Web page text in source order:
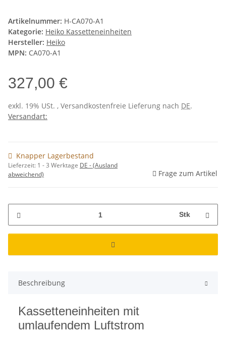
Artikelnummer: H-CA070-A1
Kategorie: Heiko Kassetteneinheiten
Hersteller: Heiko
MPN: CA070-A1
327,00 €
exkl. 19% USt. , Versandkostenfreie Lieferung nach DE.
Versandart:
Knapper Lagerbestand
Lieferzeit: 1 - 3 Werktage DE - (Ausland
abweichend)
Frage zum Artikel
Stk
Beschreibung
Kassetteneinheiten mit
umlaufendem Luftstrom